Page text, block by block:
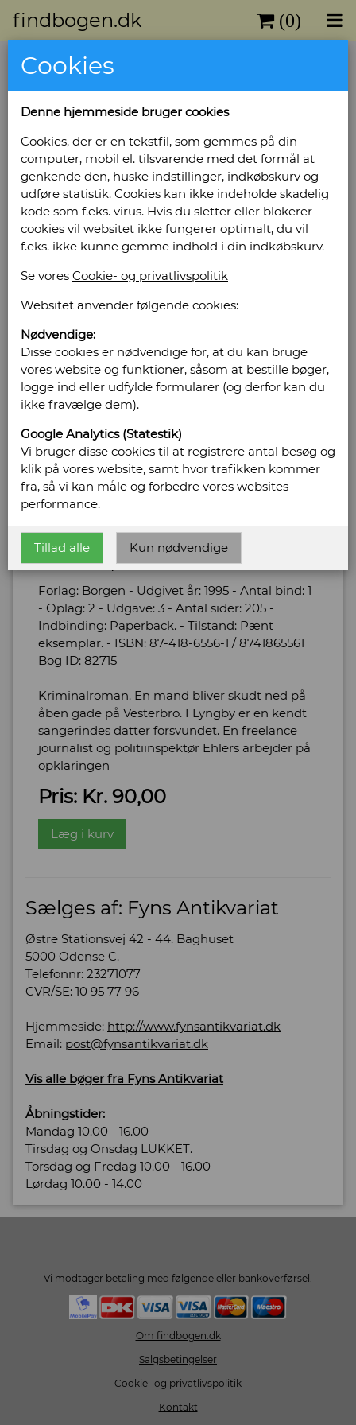
findbogen.dk (0)
Turèll, Dan
Mord i september
Forlag: Borgen - Udgivet år: 1995 - Antal bind: 1
- Oplag: 2 - Udgave: 3 - Antal sider: 205 -
Indbinding: Paperback. - Tilstand: Pænt
eksemplar. - ISBN: 87-418-6556-1 / 8741865561
Bog ID: 82715
Kriminalroman. En mand bliver skudt ned på
åben gade på Vesterbro. I Lyngby er en kendt
sangerindes datter forsvundet. En freelance
journalist og politiinspektør Ehlers arbejder på
opklaringen
Pris: Kr. 90,00
Læg i kurv
Sælges af: Fyns Antikvariat
Østre Stationsvej 42 - 44. Baghuset
5000 Odense C.
Telefonnr: 23271077
CVR/SE: 10 95 77 96
Hjemmeside: http://www.fynsantikvariat.dk
Email: post@fynsantikvariat.dk
Vis alle bøger fra Fyns Antikvariat
Åbningstider:
Mandag 10.00 - 16.00
Tirsdag og Onsdag LUKKET.
Torsdag og Fredag 10.00 - 16.00
Lørdag 10.00 - 14.00
Vi modtager betaling med følgende eller bankoverførsel.
Om findbogen.dk
Salgsbetingelser
Cookie- og privatlivspolitik
Kontakt
Cookies
Denne hjemmeside bruger cookies
Cookies, der er en tekstfil, som gemmes på din
computer, mobil el. tilsvarende med det formål at
genkende den, huske indstillinger, indkøbskurv og
udføre statistik. Cookies kan ikke indeholde skadelig
kode som f.eks. virus. Hvis du sletter eller blokerer
cookies vil websitet ikke fungerer optimalt, du vil
f.eks. ikke kunne gemme indhold i din indkøbskurv.
Se vores Cookie- og privatlivspolitik
Websitet anvender følgende cookies:
Nødvendige:
Disse cookies er nødvendige for, at du kan bruge
vores website og funktioner, såsom at bestille bøger,
logge ind eller udfylde formularer (og derfor kan du
ikke fravælge dem).
Google Analytics (Statestik)
Vi bruger disse cookies til at registrere antal besøg og
klik på vores website, samt hvor trafikken kommer
fra, så vi kan måle og forbedre vores websites
performance.
Tillad alle Kun nødvendige